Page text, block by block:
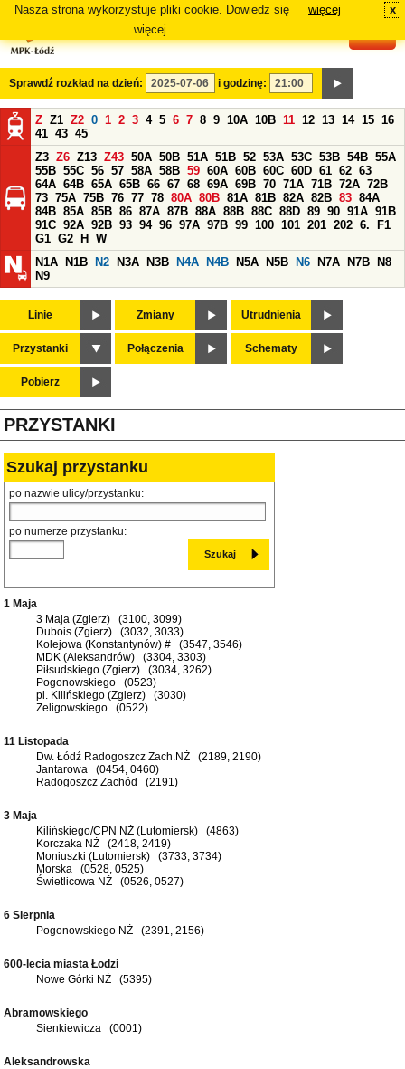
Nasza strona wykorzystuje pliki cookie. Dowiedz się
więcej.
więcej x
Sprawdź rozkład na dzień: i godzinę:
Z Z1 Z2 0 1 2 3 4 5 6 7 8 9 10A 10B 11 12 13 14 15 16
41 43 45
Z3 Z6 Z13 Z43 50A 50B 51A 51B 52 53A 53C 53B 54B 55A
55B 55C 56 57 58A 58B 59 60A 60B 60C 60D 61 62 63
64A 64B 65A 65B 66 67 68 69A 69B 70 71A 71B 72A 72B
73 75A 75B 76 77 78 80A 80B 81A 81B 82A 82B 83 84A
84B 85A 85B 86 87A 87B 88A 88B 88C 88D 89 90 91A 91B
91C 92A 92B 93 94 96 97A 97B 99 100 101 201 202 6.
F1
G1 G2 H
W
N1A
N1B N2 N3A N3B N4A N4B N5A N5B N6 N7A N7B
N8
N9
Linie Zmiany Utrudnienia
Przystanki Połączenia Schematy
Pobierz
PRZYSTANKI
Szukaj przystanku
po nazwie ulicy/przystanku:
po numerze przystanku:
1 Maja
3 Maja (Zgierz) (3100, 3099)
Dubois (Zgierz) (3032, 3033)
Kolejowa (Konstantynów) # (3547, 3546)
MDK (Aleksandrów) (3304, 3303)
Piłsudskiego (Zgierz) (3034, 3262)
Pogonowskiego (0523)
pl. Kilińskiego (Zgierz) (3030)
Żeligowskiego (0522)
11 Listopada
Dw. Łódź Radogoszcz Zach.NŻ (2189, 2190)
Jantarowa (0454, 0460)
Radogoszcz Zachód (2191)
3 Maja
Kilińskiego/CPN NŻ (Lutomiersk) (4863)
Korczaka NŻ (2418, 2419)
Moniuszki (Lutomiersk) (3733, 3734)
Morska (0528, 0525)
Świetlicowa NŻ (0526, 0527)
6 Sierpnia
Pogonowskiego NŻ (2391, 2156)
600-lecia miasta Łodzi
Nowe Górki NŻ (5395)
Abramowskiego
Sienkiewicza (0001)
Aleksandrowska